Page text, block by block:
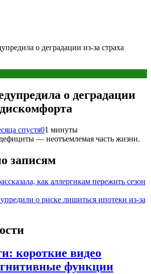
о деградации из-за страха
о деградации
спустя01 минуты
— неотъемлемая часть жизни.
записям
как аллергикам пережить сезон
о риске лишиться ипотеки из-за
короткие видео
функции